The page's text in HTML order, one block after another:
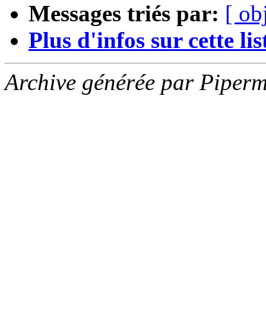
Messages triés par: [
Plus d'infos sur cette
Archive générée par